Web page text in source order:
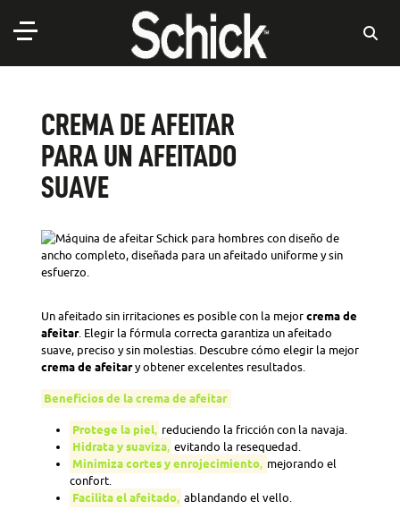
CREMA DE AFEITAR
PARA UN AFEITADO
SUAVE
Un afeitado sin irritaciones es posible con la mejor crema de
afeitar. Elegir la fórmula correcta garantiza un afeitado
suave, preciso y sin molestias. Descubre cómo elegir la mejor
crema de afeitary obtener excelentes resultados.
Beneficios de la crema de afeitar
Protege la piel, reduciendo la fricción con la navaja.
Hidrata y suaviza, evitando la resequedad.
Minimiza cortes y enrojecimiento, mejorando el
confort.
Facilita el afeitado, ablandando el vello.